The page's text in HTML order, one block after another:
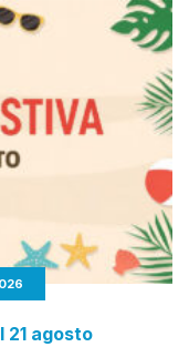
21 agosto